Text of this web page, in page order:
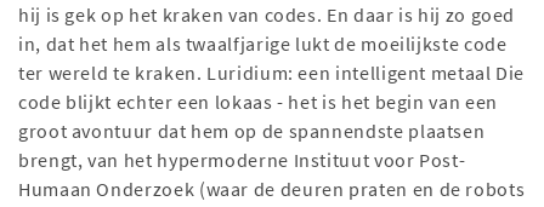
hij is gek op het kraken van codes. En daar is hij zo goed
in, dat het hem als twaalfjarige lukt de moeilijkste code
ter wereld te kraken. Luridium: een intelligent metaal Die
code blijkt echter een lokaas - het is het begin van een
groot avontuur dat hem op de spannendste plaatsen
brengt, van het hypermoderne Instituut voor Post-
Humaan Onderzoek (waar de deuren praten en de robots